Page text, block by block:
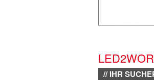
// IHR